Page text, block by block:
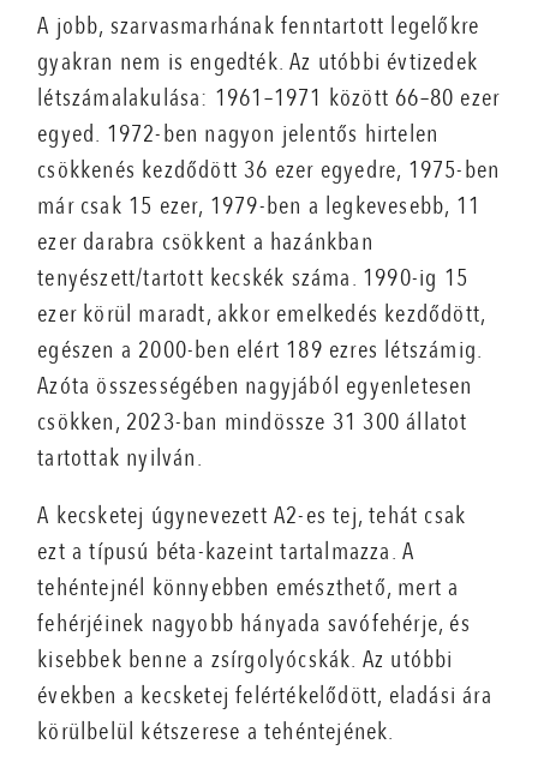
A jobb, szarvasmarhának fenntartott legelőkre
gyakran nem is engedték. Az utóbbi évtizedek
létszámalakulása: 1961–1971 között 66–80 ezer
egyed. 1972-ben nagyon jelentős hirtelen
csökkenés kezdődött 36 ezer egyedre, 1975-ben
már csak 15 ezer, 1979-ben a legkevesebb, 11
ezer darabra csökkent a hazánkban
tenyészett/tartott kecskék száma. 1990-ig 15
ezer körül maradt, akkor emelkedés kezdődött,
egészen a 2000-ben elért 189 ezres létszámig.
Azóta összességében nagyjából egyenletesen
csökken, 2023-ban mindössze 31 300 állatot
tartottak nyilván.
A kecsketej úgynevezett A2-es tej, tehát csak
ezt a típusú béta-kazeint tartalmazza. A
tehéntejnél könnyebben emészt­hető, mert a
fehérjéinek nagyobb hányada savófehérje, és
kisebbek benne a zsírgolyócskák. Az utóbbi
években a kecsketej felértékelődött, eladási ára
körülbelül kétszerese a tehéntejének.